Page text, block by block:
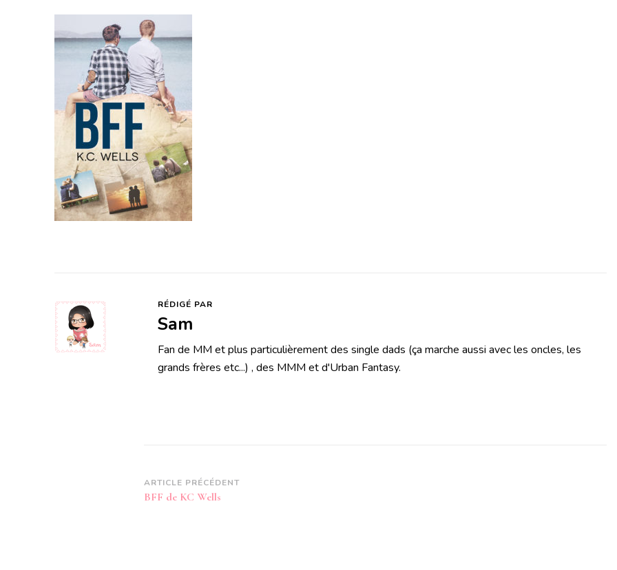
RÉDIGÉ PAR
Sam
Fan de MM et plus particulièrement des single dads (ça marche aussi avec les oncles, les
grands frères etc...) , des MMM et d'Urban Fantasy.
Navigation
d’article
ARTICLE PRÉCÉDENT
BFF de KC Wells